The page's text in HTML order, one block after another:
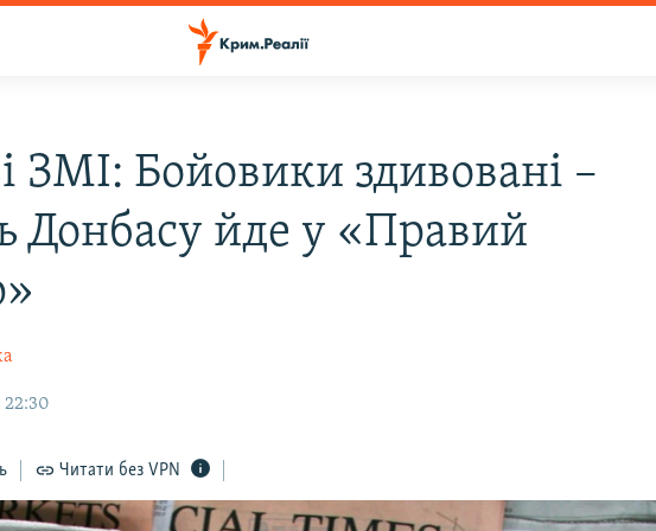
ЗМІ: Бойовики здивовані –
Донбасу йде у «Правий
22:30
Читати без VPN